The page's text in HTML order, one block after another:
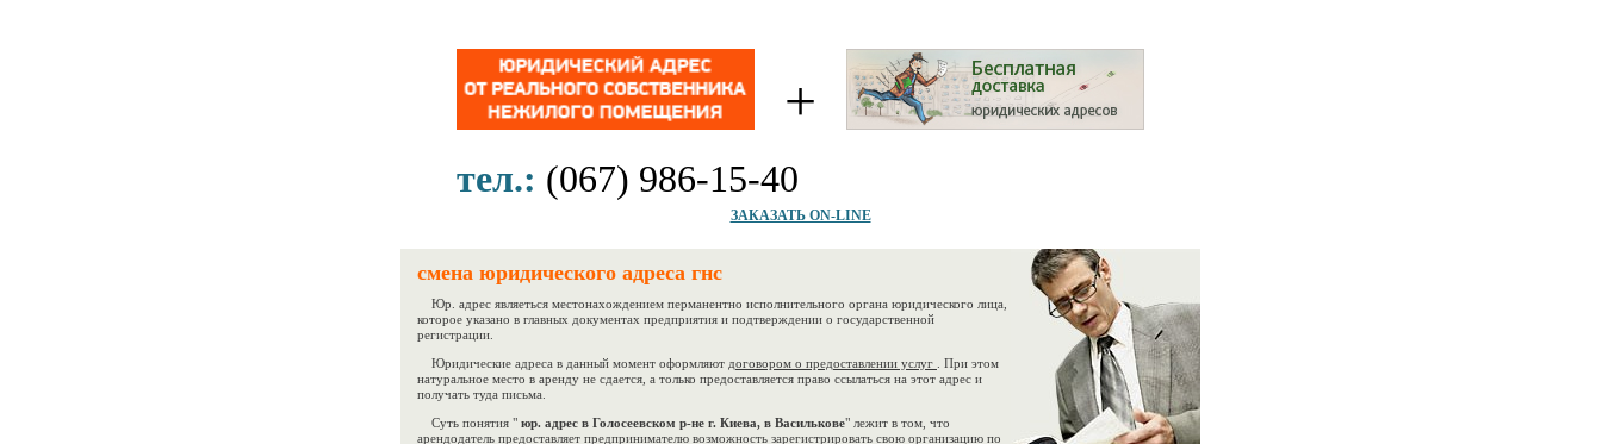
+
тел.: (067) 986-15-40
ЗАКАЗАТЬ ON-LINE
смена юридического адреса гнс
Юр. адрес являеться местонахождением перманентно исполнительного органа юридического лица,
которое указано в главных документах предприятия и подтверждении о государственной
регистрации.
Юридические адреса в данный момент оформляют договором о предоставлении услуг
. При этом
натуральное место в аренду не сдается, а только предоставляется право ссылаться на этот адрес и
получать туда письма.
Суть понятия " юр. адрес в Голосеевском р-не г. Киева, в Василькове" лежит в том, что
арендодатель предоставляет предпринимателю возможность зарегистрировать свою организацию по